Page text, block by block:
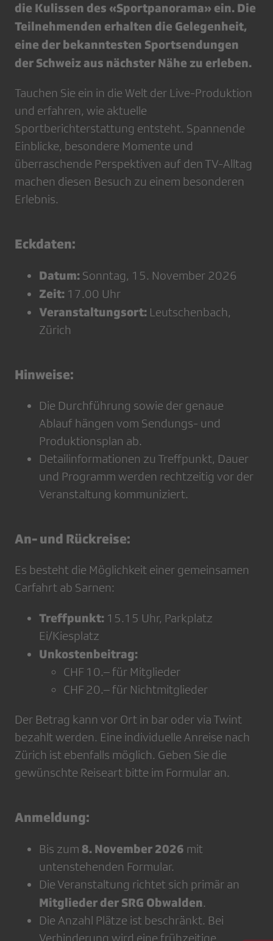
die Kulissen des «Sportpanorama» ein. Die
Teilnehmenden erhalten die Gelegenheit,
eine der bekanntesten Sportsendungen
der Schweiz aus nächster Nähe zu erleben.
Tauchen Sie ein in die Welt der Live-Produktion
und erfahren, wie aktuelle
Sportberichterstattung entsteht. Spannende
Einblicke, besondere Momente und
überraschende Perspektiven auf den TV-Alltag
machen diesen Besuch zu einem besonderen
Erlebnis.
Eckdaten:
Datum: Sonntag, 15. November 2026
Zeit: 17.00 Uhr
Veranstaltungsort: Leutschenbach,
Zürich
Hinweise:
Die Durchführung sowie der genaue
Ablauf hängen vom Sendungs- und
Produktionsplan ab.
Detailinformationen zu Treffpunkt, Dauer
und Programm werden rechtzeitig vor der
Veranstaltung kommuniziert.
An- und Rückreise:
Es besteht die Möglichkeit einer gemeinsamen
Carfahrt ab Sarnen:
Treffpunkt: 15.15 Uhr, Parkplatz
Ei/Kiesplatz
Unkostenbeitrag:
CHF 10.– für Mitglieder
CHF 20.– für Nichtmitglieder
Der Betrag kann vor Ort in bar oder via Twint
bezahlt werden. Eine individuelle Anreise nach
Zürich ist ebenfalls möglich. Geben Sie die
gewünschte Reiseart bitte im Formular an.
Anmeldung:
Bis zum 8. November 2026 mit
untenstehenden Formular.
Die Veranstaltung richtet sich primär an
Mitglieder der SRG Obwalden.
Die Anzahl Plätze ist beschränkt. Bei
Verhinderung wird eine frühzeitige